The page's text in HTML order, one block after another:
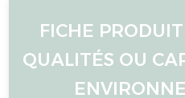
FICHE
QUALITÉS OU